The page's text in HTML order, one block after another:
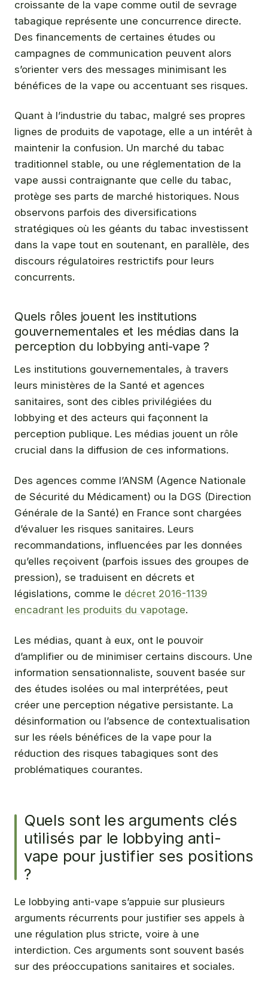
croissante de la vape comme outil de sevrage
tabagique représente une concurrence directe.
Des financements de certaines études ou
campagnes de communication peuvent alors
s’orienter vers des messages minimisant les
bénéfices de la vape ou accentuant ses risques.
Quant à l’industrie du tabac, malgré ses propres
lignes de produits de vapotage, elle a un intérêt à
maintenir la confusion. Un marché du tabac
traditionnel stable, ou une réglementation de la
vape aussi contraignante que celle du tabac,
protège ses parts de marché historiques. Nous
observons parfois des diversifications
stratégiques où les géants du tabac investissent
dans la vape tout en soutenant, en parallèle, des
discours régulatoires restrictifs pour leurs
concurrents.
Quels rôles jouent les institutions
gouvernementales et les médias dans la
perception du lobbying anti-vape ?
Les institutions gouvernementales, à travers
leurs ministères de la Santé et agences
sanitaires, sont des cibles privilégiées du
lobbying et des acteurs qui façonnent la
perception publique. Les médias jouent un rôle
crucial dans la diffusion de ces informations.
Des agences comme l’ANSM (Agence Nationale
de Sécurité du Médicament) ou la DGS (Direction
Générale de la Santé) en France sont chargées
d’évaluer les risques sanitaires. Leurs
recommandations, influencées par les données
qu’elles reçoivent (parfois issues des groupes de
pression), se traduisent en décrets et
législations, comme le décret 2016-1139
encadrant les produits du vapotage.
Les médias, quant à eux, ont le pouvoir
d’amplifier ou de minimiser certains discours. Une
information sensationnaliste, souvent basée sur
des études isolées ou mal interprétées, peut
créer une perception négative persistante. La
désinformation ou l’absence de contextualisation
sur les réels bénéfices de la vape pour la
réduction des risques tabagiques sont des
problématiques courantes.
Quels sont les arguments clés
utilisés par le lobbying anti-
vape pour justifier ses positions
?
Le lobbying anti-vape s’appuie sur plusieurs
arguments récurrents pour justifier ses appels à
une régulation plus stricte, voire à une
interdiction. Ces arguments sont souvent basés
sur des préoccupations sanitaires et sociales.